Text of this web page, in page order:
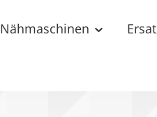
Nähmaschinen